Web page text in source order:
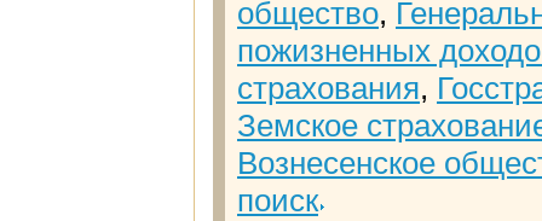
общество,
пожизненных
страхования,
Земское
Вознесенское
поиск